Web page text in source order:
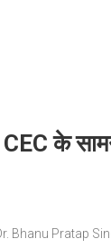
के सामने
Bhanu Pratap